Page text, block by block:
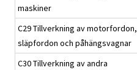
maskiner
C29 Tillverkning av motorfordon,
släpfordon och påhängsvagnar
C30 Tillverkning av andra